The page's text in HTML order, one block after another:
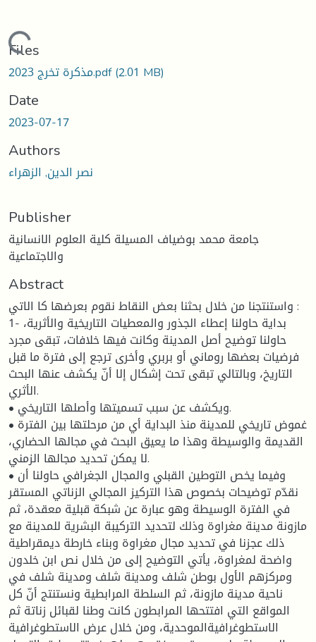
Loading...
Files
مذكرة تخرج 2023.pdf(2.01 MB)
Date
2023-07-17
Authors
نصر الدين, الزهراء
Publisher
جامعة محمد بوضياف المسيلة كلية العلوم الانسانية
والاجتماعية
Abstract
واستنتجنا من خلال بحثنا بعض النقاط نقوم بعرضها كا الاتي :
1- بداية حاولنا إعطاء الجذور والمعطيات التاريخية والأثرية،
حاولنا توضيح أصل المدينة وكانت فيها خلافات، تبقى مجرد
فرضيات بعضها روماني أو بربري وأخرى ترجع إلى فترة ما قبل
التاريخ، وبالتالي تبقى تحت إشكال إلا أنّ يكشف عنها البحث
الأثري.
• ويكشف عن سبب تسميتها وأصلها التاريخي.
• غموض تاريخي للمدينة منذ البداية أي من مرحلتها بين الفترة
القديمة والوسيطة وهذا ما يعيق البحث في مجالها الحضاري،
لا يمكن تحديد مجالها الزمني.
• وفيما يخص التوطين القبلي والمجال الجغرافي حاولنا أن
نقدّم توضيحات بخصوص هذا التركيز المجالي الزناتي المستقر
في الفترة الوسيطة وهو عبارة عن شبكة قبلية معقدة، ثم
مازونة مدينة مغراوة وذلك لتحديد التركيبة البشرية للمدينة مع
ذلك عجزنا في تحديد مجال مغراوة وبناء خارطة ديمقراطية
واضحة لمغراوة، يأتي التوضيح إلى من خلال نص ابن خلدون
ومركزهم الأول بوطن شلف ومدينة شلف ومدينة شلف في
ناحية مدينة مازونة، ثم السلطة المرابطية ونستنتج أنّ كل
المواقع التي افتتحها المرابطون كانت وطنا لقبائل زناتة ثم
الاستطوغرافيةالموحدية، ومن خلال عرض الاستطوغرافية